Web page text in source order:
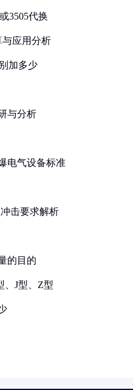
3505代换
与应用分析
加多少
与分析
电气设备标准
击要求解析
的目的
、J型、Z型